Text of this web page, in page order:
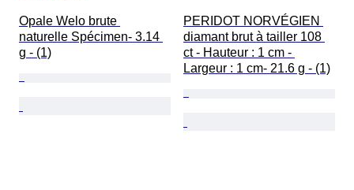
Opale Welo brute
naturelle Spécimen- 3.14
g - (1)
PERIDOT NORVÉGIEN
diamant brut à tailler 108
ct - Hauteur : 1 cm -
Largeur : 1 cm- 21.6 g - (1)